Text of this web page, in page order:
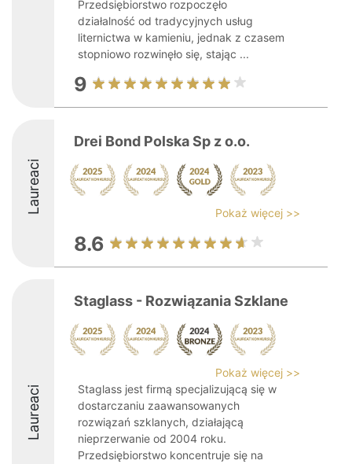
Przedsiębiorstwo rozpoczęło
działalność od tradycyjnych usług
liternictwa w kamieniu, jednak z czasem
stopniowo rozwinęło się, stając ...
9
Laureaci
Drei Bond Polska Sp z o.o.
Pokaż więcej >>
8.6
Laureaci
Staglass - Rozwiązania Szklane
Pokaż więcej >>
Staglass jest firmą specjalizującą się w
dostarczaniu zaawansowanych
rozwiązań szklanych, działającą
nieprzerwanie od 2004 roku.
Przedsiębiorstwo koncentruje się na